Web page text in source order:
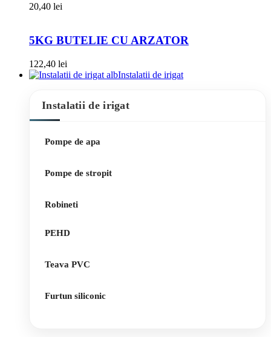
20,40 lei
5KG BUTELIE CU ARZATOR
122,40 lei
Instalatii de irigat
Instalatii de irigat
Pompe de apa
Pompe de stropit
Robineti
PEHD
Teava PVC
Furtun siliconic